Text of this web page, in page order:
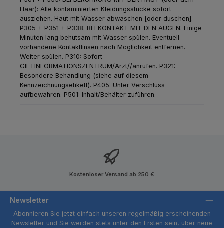
Haar): Alle kontaminierten Kleidungsstücke sofort
ausziehen. Haut mit Wasser abwaschen [oder duschen].
P305 + P351 + P338: BEI KONTAKT MIT DEN AUGEN: Einige
Minuten lang behutsam mit Wasser spülen. Eventuell
vorhandene Kontaktlinsen nach Möglichkeit entfernen.
Weiter spülen. P310: Sofort
GIFTINFORMATIONSZENTRUM/Arzt//anrufen. P321:
Besondere Behandlung (siehe auf diesem
Kennzeichnungsetikett). P405: Unter Verschluss
aufbewahren. P501: Inhalt/Behälter zuführen.
Kostenloser Versand ab 250 €
Newsletter
Abonnieren Sie jetzt einfach unseren regelmäßig erscheinenden
Newsletter und Sie werden stets unter den Ersten sein, über neue